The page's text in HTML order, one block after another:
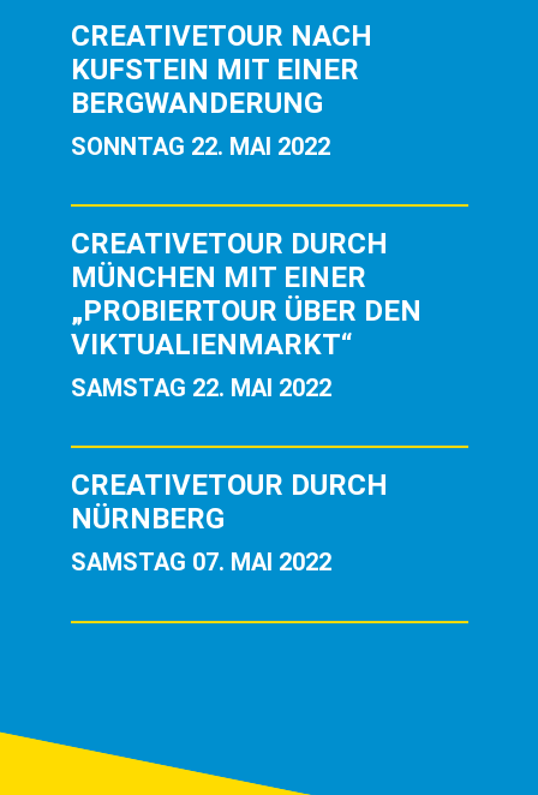
CREATIVETOUR NACH
KUFSTEIN MIT EINER
BERGWANDERUNG
SONNTAG 22. MAI 2022
CREATIVETOUR DURCH
MÜNCHEN MIT EINER
„PROBIERTOUR ÜBER DEN
VIKTUALIENMARKT“
SAMSTAG 22. MAI 2022
CREATIVETOUR DURCH
NÜRNBERG
SAMSTAG 07. MAI 2022